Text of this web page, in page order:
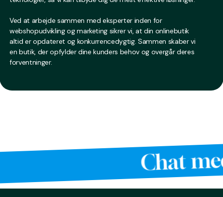
Ved at arbejde sammen med eksperter inden for
webshopudvikling og marketing sikrer vi, at din onlinebutik
altid er opdateret og konkurrencedygtig. Sammen skaber vi
en butik, der opfylder dine kunders behov og overgår deres
forventninger.
Chat med